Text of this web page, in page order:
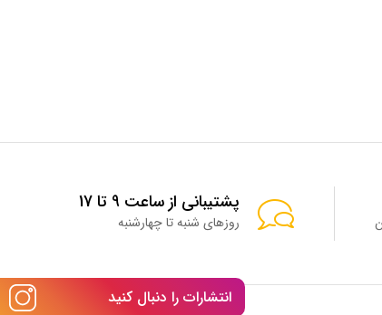
پشتیبانی از ساعت 9 تا 17
روزهای شنبه تا چهارشنبه
انتشارات را دنبال کنید